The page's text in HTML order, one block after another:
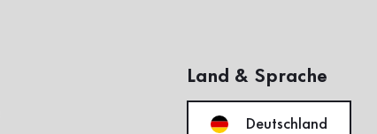
Land & Sprache
Deutschland